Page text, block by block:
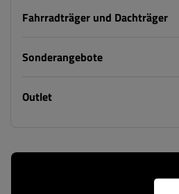
Fahrradträger und Dachträger
Sonderangebote
Outlet